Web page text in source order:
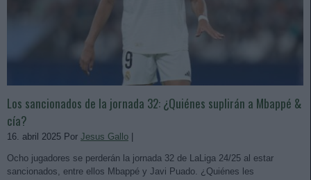
Los sancionados de la jornada 32: ¿Quiénes suplirán a Mbappé &
cía?
16. abril 2025 Por Jesus Gallo
Ocho jugadores se perderán la jornada 32 de LaLiga 24/25 al estar
sancionados, entre ellos Mbappé y Javi Puado. ¿Quiénes les